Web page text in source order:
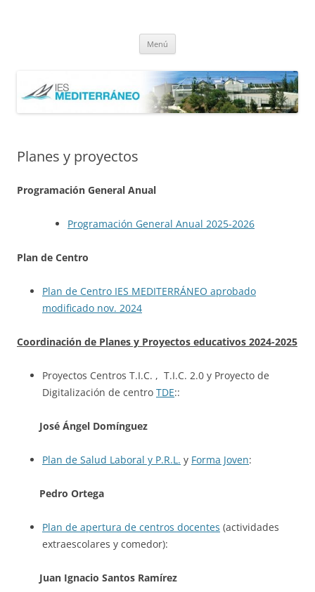
Menú
Planes y proyectos
Programación General Anual
Programación General Anual 2025-2026
Plan de Centro
Plan de Centro IES MEDITERRÁNEO aprobado
modificado nov. 2024
Coordinación de Planes y Proyectos educativos 2024-2025
Proyectos Centros T.I.C. , T.I.C. 2.0 y Proyecto de
Digitalización de centro TDE::
José Ángel Domínguez
Plan de Salud Laboral y P.R.L. y Forma Joven:
Pedro Ortega
Plan de apertura de centros docentes (actividades
extraescolares y comedor):
Juan Ignacio Santos Ramírez